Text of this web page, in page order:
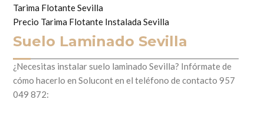
Tarima Flotante Sevilla
Precio Tarima Flotante Instalada Sevilla
Suelo Laminado Sevilla
¿Necesitas instalar suelo laminado Sevilla? Infórmate de
cómo hacerlo en Solucont en el teléfono de contacto 957
049 872: